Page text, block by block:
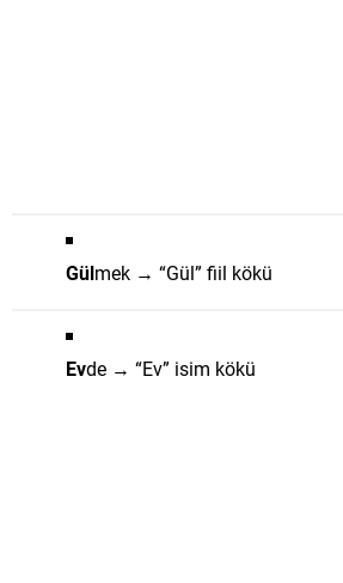
Gülmek → “Gül” fiil kökü
Evde → “Ev” isim kökü